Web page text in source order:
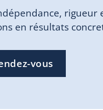
en résultats
vous